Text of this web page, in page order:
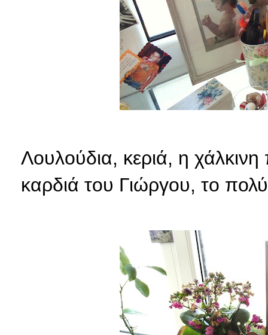
Λουλούδια, κεριά, η
καρδιά του Γιώργου, το